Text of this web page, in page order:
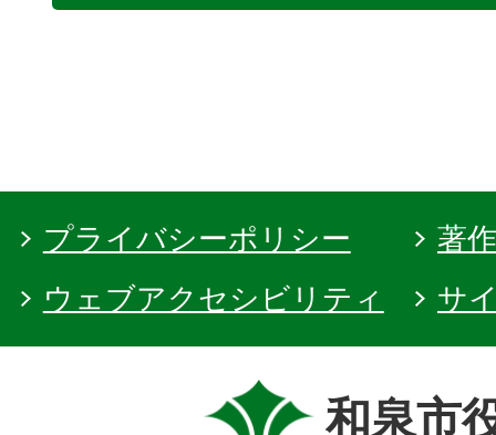
プライバシーポリシー
著
ウェブアクセシビリティ
サ
和泉市